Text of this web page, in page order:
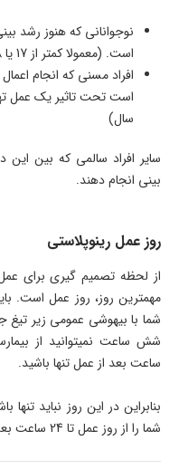
نوجوانانی که هنوز رشد
است. (معمولا کمتر از 17 یا 18 سالگی نباید عمل کرد)
افراد مسنی که انجام
سال)
سایر افراد سالمی که بین
بینی انجام دهند.
روز عمل رینوپلاستی
از لحظه تصمیم گیری برای
مهمترین روز، روز عمل است.
شما با بیهوشی عمومی زیر
ساعت بعد از عمل تنها باشید.
بنابراین در این روز نباید
شما را از روز عمل تا 24 ساعت بعد همراهی کند.